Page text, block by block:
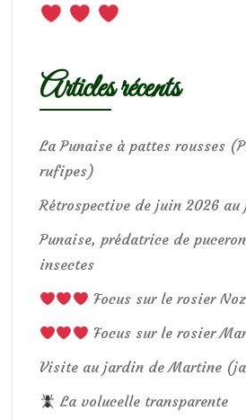
Articles récents
La Punaise à pattes rousses
rufipes)
Rétrospective de juin 2026
Punaise, prédatrice de
insectes
Focus sur le rosier
Focus sur le rosier
Visite au jardin de Martine
La volucelle transparente